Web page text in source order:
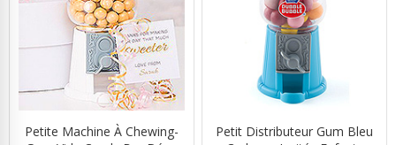
Petite Machine À Chewing-
Petit Distributeur Gum Bleu